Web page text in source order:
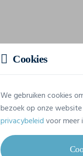
Cookies
We gebruiken cookies
bezoek op onze
privacybeleidvoor meer